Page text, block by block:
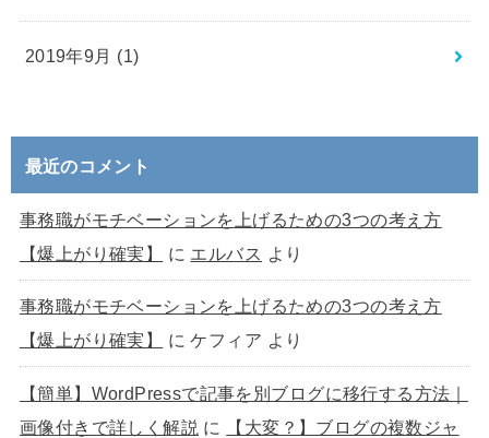
2019年9月 (1)
最近のコメント
事務職がモチベーションを上げるための3つの考え方
【爆上がり確実】
に エルバス より
事務職がモチベーションを上げるための3つの考え方
【爆上がり確実】
にケフィア より
【簡単】WordPressで記事を別ブログに移行する方法｜
画像付きで詳しく解説 に
【大変？】ブログの複数ジャ